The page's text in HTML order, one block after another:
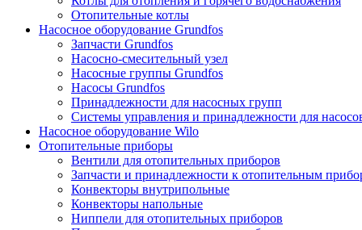
Отопительные котлы
Насосное оборудование Grundfos
Запчасти Grundfos
Насосно-смесительный узел
Насосные группы Grundfos
Насосы Grundfos
Принадлежности для насосных групп
Системы управления и принадлежности для
Насосное оборудование Wilo
Отопительные приборы
Вентили для отопительных приборов
Запчасти и принадлежности к отопительным
Конвекторы внутрипольные
Конвекторы напольные
Ниппели для отопительных приборов